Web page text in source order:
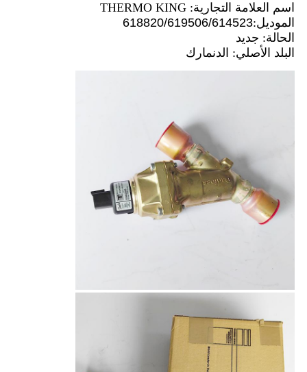
اسم العلامة التجارية: THERMO KING
الموديل:618820/619506/614523
الحالة: جديد
البلد الأصلي: الدنمارك